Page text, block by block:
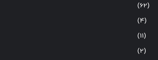
(62)
(4)
(11)
(2)